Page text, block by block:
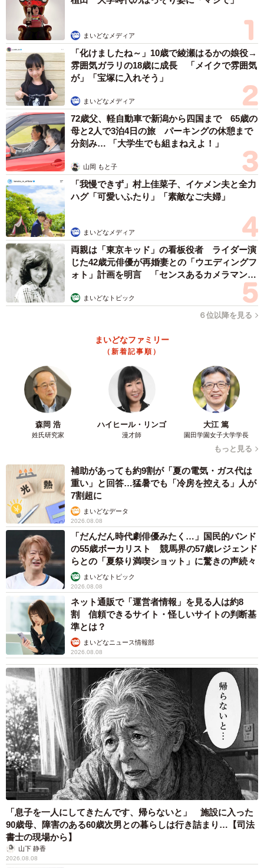
まいどなメディア
「化けましたね～」10歳で綾瀬はるかの娘役→
雰囲気ガラリの18歳に成長 「メイクで雰囲気
が」「宝塚に入れそう」
まいどなメディア
72歳父、軽自動車で新潟から四国まで 65歳の
母と2人で3泊4日の旅 パーキングの休憩まで
分刻み… 「大学生でも組まねえよ！」
山岡 もと子
「我慢できず」村上佳菜子、イケメン夫と全力
ハグ「可愛いふたり」「素敵なご夫婦」
まいどなメディア
両親は「東京キッド」の看板役者 ライダー演
じた42歳元俳優が再婚妻との「ウエディングフ
ォト」計画を明言 「センスあるカメラマン求
まいどなトピック
６位以降を見る
まいどなファミリー
（新着記事順）
森岡 浩
姓氏研究家
ハイヒール・リンゴ
漫才師
大江 篤
園田学園女子大学学長
もっと見る
補助があっても約9割が「夏の電気・ガス代は
重い」と回答…猛暑でも「冷房を控える」人が
7割超に
まいどなデータ
2026.08.08
「だんだん時代劇俳優みたく…」国民的バンド
の55歳ボーカリスト 競馬界の57歳レジェンド
らとの「夏祭り満喫ショット」に驚きの声続々
まいどなトピック
2026.08.08
ネット通販で「運営者情報」を見る人は約8
割 信頼できるサイト・怪しいサイトの判断基
準とは？
まいどなニュース情報部
2026.08.08
「息子を一人にしてきたんです、帰らないと」 施設に入った
90歳母、障害のある60歳次男との暮らしは行き詰まり…【司法
書士の現場から】
山下 静香
2026.08.08